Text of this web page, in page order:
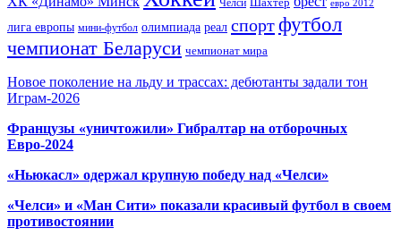
Челси евро 2012
лига европы мини-футбол олимпиада реал спортфутбол
чемпионат Беларуси чемпионат мира
Новое поколение на льду и трассах: дебютанты задали тон
Играм-2026
Французы «уничтожили» Гибралтар на отборочных
Евро-2024
«Ньюкасл» одержал крупную победу над «Челси»
«Челси» и «Ман Сити» показали красивый футбол в своем
противостоянии